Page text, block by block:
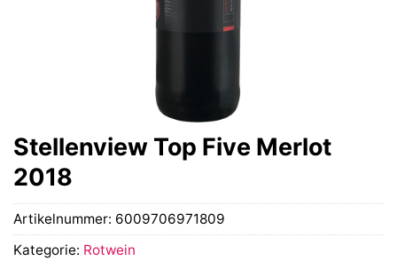
Stellenview Top Five Merlot
2018
Artikelnummer: 6009706971809
Kategorie: Rotwein